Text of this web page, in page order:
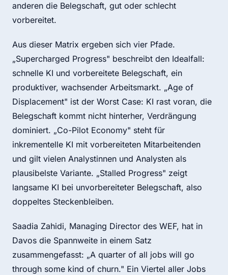
anderen die Belegschaft, gut oder schlecht
vorbereitet.
Aus dieser Matrix ergeben sich vier Pfade.
„Supercharged Progress" beschreibt den Idealfall:
schnelle KI und vorbereitete Belegschaft, ein
produktiver, wachsender Arbeitsmarkt. „Age of
Displacement" ist der Worst Case: KI rast voran, die
Belegschaft kommt nicht hinterher, Verdrängung
dominiert. „Co-Pilot Economy" steht für
inkrementelle KI mit vorbereiteten Mitarbeitenden
und gilt vielen Analystinnen und Analysten als
plausibelste Variante. „Stalled Progress" zeigt
langsame KI bei unvorbereiteter Belegschaft, also
doppeltes Steckenbleiben.
Saadia Zahidi, Managing Director des WEF, hat in
Davos die Spannweite in einem Satz
zusammengefasst: „A quarter of all jobs will go
through some kind of churn." Ein Viertel aller Jobs